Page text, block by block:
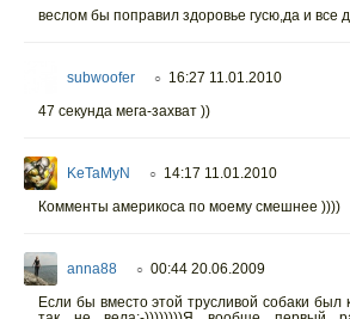
веслом бы поправил здоровье гусю,да и все
subwoofer ○ 16:27 11.01.2010
47 секунда мега-захват ))
KeTaMyN ○ 14:17 11.01.2010
Комменты америкоса по моему смешнее ))))
anna88 ○ 00:44 20.06.2009
Если бы вместо этой трусливой собаки был